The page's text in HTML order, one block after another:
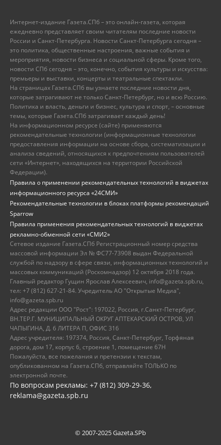
Интернет-издание Газета.СПб – это онлайн-газета, которая
ежедневно представляет своим читателям последние новости
России и Санкт-Петербурга. Новости Санкт-Петербурга сегодня –
это политика, общественные настроения, важные события и
мероприятия, новости бизнеса и социальной сферы. Кроме того,
новости СПб сегодня – это, конечно, события культуры и искусства:
премьеры и выставки, концерты и театральные спектакли.
На страницах Газета.СПб вы узнаете последние новости дня,
которые затрагивают не только Санкт-Петербург, но и всю Россию.
Политика и власть, деньги и бизнес, культура и спорт, – основные
темы, которые Газета.СПб затрагивает каждый день!
На информационном ресурсе (сайте) применяются
рекомендательные технологии (информационные технологии
предоставления информации на основе сбора, систематизации и
анализа сведений, относящихся к предпочтениям пользователей
сети «Интернет», находящихся на территории Российской
Федерации).
Правила о применении рекомендательных технологий в виджетах
информационного ресурса «24СМИ»
Рекомендательные технологии в блоках платформы рекомендаций
Sparrow
Правила применения рекомендательных технологий в виджетах
рекламно-обменной сети «СМИ2»
Сетевое издание Газета.СПб Регистрационный номер средства
массовой информации Эл № ФС77-73908 выдан Федеральной
службой по надзору в сфере связи, информационных технологий и
массовых коммуникаций (Роскомнадзор) 12 октября 2018 года.
Главный редактор Гущин Ярослав Алексеевич, info@gazeta.spb.ru,
тел: +7 (812) 627-21-84. Учредитель АО "Открытые Медиа",
info@gazeta.spb.ru
Адрес редакции ООО "Рост": 197022, Россия, г.Санкт-Петербург,
ВН.ТЕР.Г. МУНИЦИПАЛЬНЫЙ ОКРУГ АПТЕКАРСКИЙ ОСТРОВ, УЛ
ЧАПЫГИНА, Д. 6 ЛИТЕРА П, ОФИС 316
Адрес учредителя: 197374, Россия, Санкт-Петербург, Торфяная
дорога, дом 17, корпус 6, строение 1, помещение 67Н
Пожалуйста, все пожелания и претензии к текстам,
опубликованном на Газета.СПб, отправляйте ТОЛЬКО по
электронной почте.
По вопросам рекламы: +7 (812) 309-29-36,
reklama@gazeta.spb.ru
© 2007-2025 Gazeta.SPb